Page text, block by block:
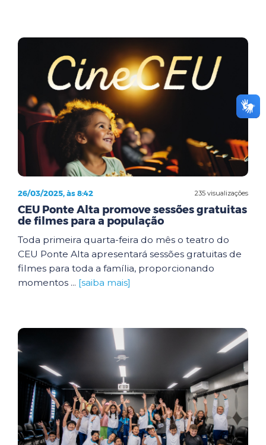
235 visualizações
26/03/2025, às 8:42
CEU Ponte Alta promove sessões gratuitas
de filmes para a população
Toda primeira quarta-feira do mês o teatro do
CEU Ponte Alta apresentará sessões gratuitas de
filmes para toda a família, proporcionando
momentos ... [saiba mais]